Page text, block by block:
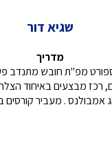
שגיא דור
מדריך
רכז מבצעים באיחוד
אמבולנס . מעביר קורסים